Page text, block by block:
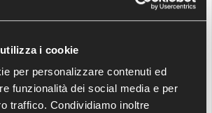
i cookie
per personalizzare contenuti ed
funzionalità dei social media e per
traffico. Condividiamo inoltre
DEL GINOCCHIO
2013. Pubblicato in News per il